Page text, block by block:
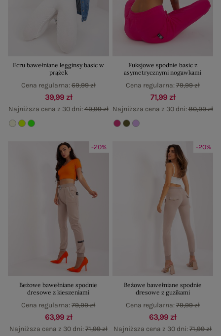
Ecru bawełniane legginsy basic w
prążek
39,99 zł
Najniższa cena z 30 dni:49,99 zł
Cena regularna:69,99 zł
Fuksjowe spodnie basic z
asymetrycznymi nogawkami
71,99 zł
Najniższa cena z 30 dni:80,99 zł
Cena regularna:79,99 zł
-20%
Beżowe bawełniane spodnie
dresowe z kieszeniami
63,99 zł
Najniższa cena z 30 dni:71,99 zł
Cena regularna:79,99 zł
-20%
Beżowe bawełniane spodnie
dresowe z guzikami
63,99 zł
Najniższa cena z 30 dni:71,99 zł
Cena regularna:79,99 zł